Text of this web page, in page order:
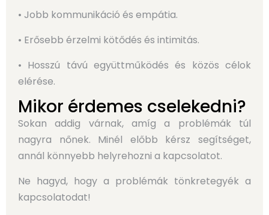
• Jobb kommunikáció és empátia.
• Erősebb érzelmi kötődés és intimitás.
• Hosszú távú együttműködés és közös célok
elérése.
Mikor érdemes cselekedni?
Sokan addig várnak, amíg a problémák túl
nagyra nőnek. Minél előbb kérsz segítséget,
annál könnyebb helyrehozni a kapcsolatot.
Ne hagyd, hogy a problémák tönkretegyék a
kapcsolatodat!